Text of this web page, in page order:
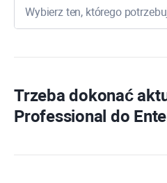
Wybierz ten, którego
RankTracker
WebSite Auditor
SEOSpyGlass
LinkAssistant
Trzeba dokonać
Professional do